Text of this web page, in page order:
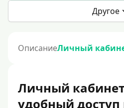
Другое
ОписаниеЛичный
Личный
удобный